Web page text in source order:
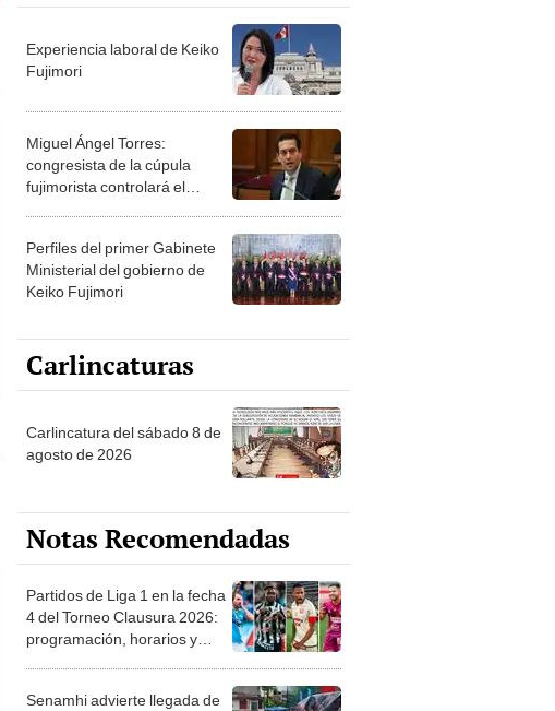
Experiencia laboral de Keiko
Fujimori
Miguel Ángel Torres:
congresista de la cúpula
fujimorista controlará el
Perfiles del primer Gabinete
Ministerial del gobierno de
Keiko Fujimori
Carlincaturas
Carlincatura del sábado 8 de
agosto de 2026
Notas Recomendadas
Partidos de Liga 1 en la fecha
4 del Torneo Clausura 2026:
programación, horarios y
Senamhi advierte llegada de